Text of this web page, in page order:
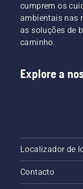
cumprem os
ambientais nas
as soluções de
caminho.
Explore a
Localizador de
Contacto